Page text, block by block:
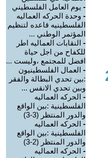
- يوم العامل الفلسطيني
- وحدة الحركه العماليه
الفلسطينيه قاعده لتنظيم
المؤتمر الوطني ...
- النقابات العماليه اطر
للكفاح من اجل حياة
افضل للمجتمع ،وليست ...
- العمال الفلسطينيون
:بين تحدي البطالة والفقر
وبين تحدي الانقس ...
- الحركه العماليه
الفلسطينية :بين الواقع
والدور المنتظر (3-3)
- الحركه العماليه
الفلسطينية :بين الواقع
والدور المنتظر (2-3)
- الحركه العماليه